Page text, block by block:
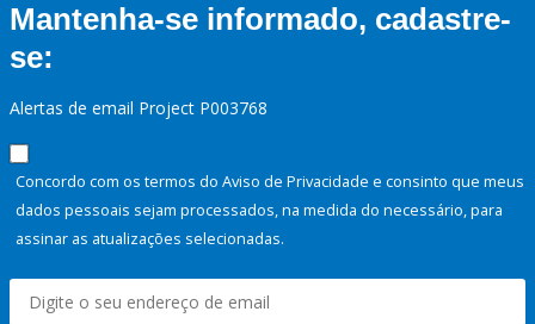
Mantenha-se informado, cadastre-
se:
Alertas de email Project P003768
Concordo com os termos do Aviso de Privacidade e consinto que meus
dados pessoais sejam processados, na medida do necessário, para
assinar as atualizações selecionadas.